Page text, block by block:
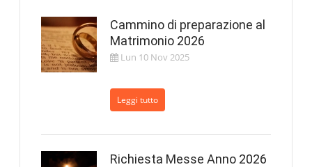
Cammino di preparazione al
Matrimonio 2026
Lun 10 Nov 2025
Leggi tutto
Richiesta Messe Anno 2026